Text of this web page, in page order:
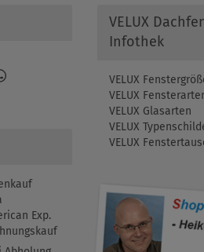
Exp.
VELUX
Infothek
VELUX
VELUX
VELUX Glasarten
VELUX
VELUX